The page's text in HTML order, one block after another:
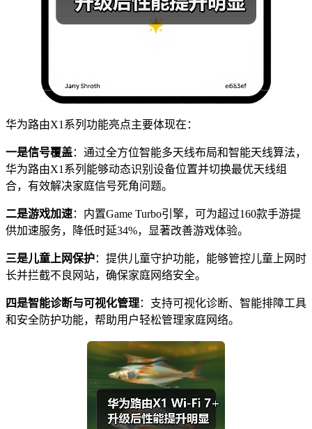
华为路由X1系列功能亮点主要体现在：
一是信号覆盖：通过全方位智能多天线布局和智能天线算法，
华为路由X1系列能够动态识别设备位置并切换最优天线组
合，有效解决家庭信号死角问题。
二是游戏加速：内置Game Turbo引擎，可为超过160款手游提
供加速服务，降低时延34%，显著改善游戏体验。
三是儿童上网保护：提供儿童守护功能，能够管控儿童上网时
长并拦截不良网站，确保家庭网络安全。
四是智能诊断与可视化管理：支持可视化诊断、智能排障工具
和安全防护功能，帮助用户轻松管理家庭网络。